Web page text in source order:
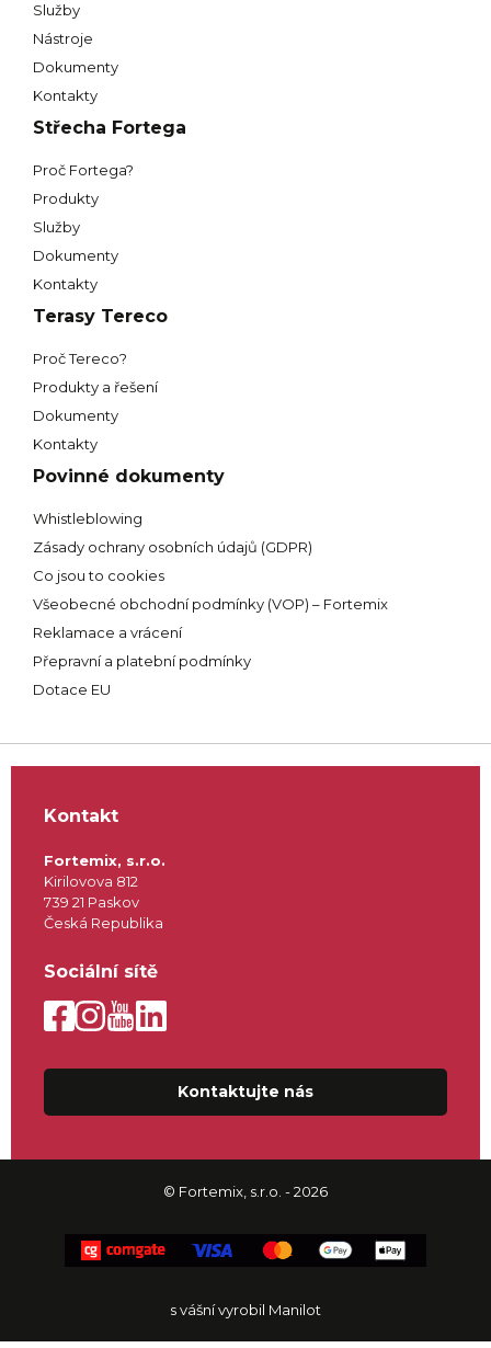
Služby
Nástroje
Dokumenty
Kontakty
Střecha Fortega
Proč Fortega?
Produkty
Služby
Dokumenty
Kontakty
Terasy Tereco
Proč Tereco?
Produkty a řešení
Dokumenty
Kontakty
Povinné dokumenty
Whistleblowing
Zásady ochrany osobních údajů (GDPR)
Co jsou to cookies
Všeobecné obchodní podmínky (VOP) – Fortemix
Reklamace a vrácení
Přepravní a platební podmínky
Dotace EU
© Fortemix, s.r.o. - 2026
s vášní vyrobil Manilot
Kontakt
Fortemix, s.r.o.
Kirilovova 812
739 21 Paskov
Česká Republika
Sociální sítě
Kontaktujte nás